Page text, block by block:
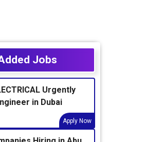
Jobs
Urgently
in Dubai
Apply Now